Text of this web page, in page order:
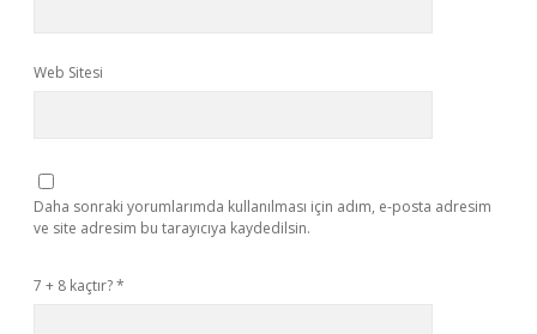
Web Sitesi
Daha sonraki yorumlarımda kullanılması için adım, e-posta adresim
ve site adresim bu tarayıcıya kaydedilsin.
7 + 8 kaçtır?*